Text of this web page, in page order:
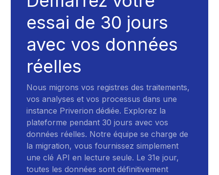
essai de 30 jours
avec vos données
réelles
Nous migrons vos registres des traitements,
vos analyses et vos processus dans une
instance Priverion dédiée. Explorez la
plateforme pendant 30 jours avec vos
données réelles. Notre équipe se charge de
la migration, vous fournissez simplement
une clé API en lecture seule. Le 31e jour,
toutes les données sont définitivement